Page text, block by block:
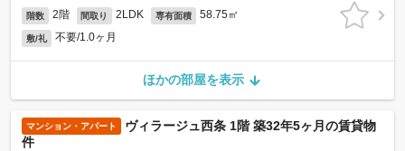
階数 2階 間取り 2LDK 専有面積 58.75㎡
敷/礼 不要/1.0ヶ月
ほかの部屋を表示
マンション・アパート
ヴィラージュ西条 1階 築32年5ヶ月の賃貸物
件